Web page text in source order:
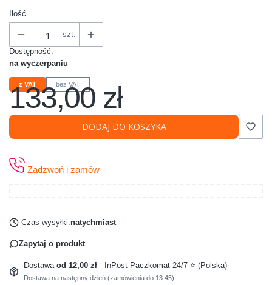
Ilość
szt.
Dostępność:
na wyczerpaniu
z VAT bez VAT
Cena
133,00 zł
DODAJ DO KOSZYKA
Zadzwoń i zamów
Czas wysyłki:natychmiast
Zapytaj o produkt
Dostawa od 12,00 zł - InPost Paczkomat 24/7 ⭐ (Polska)
Dostawa na następny dzień (zamówienia do 13:45)